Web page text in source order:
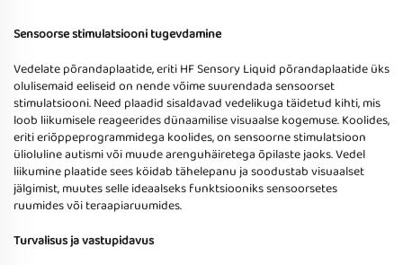
Sensoorse stimulatsiooni tugevdamine
Vedelate põrandaplaatide, eriti HF Sensory Liquid põrandaplaatide üks
olulisemaid eeliseid on nende võime suurendada sensoorset
stimulatsiooni. Need plaadid sisaldavad vedelikuga täidetud kihti, mis
loob liikumisele reageerides dünaamilise visuaalse kogemuse. Koolides,
eriti eriõppeprogrammidega koolides, on sensoorne stimulatsioon
ülioluline autismi või muude arenguhäiretega õpilaste jaoks. Vedel
liikumine plaatide sees köidab tähelepanu ja soodustab visuaalset
jälgimist, muutes selle ideaalseks funktsiooniks sensoorsetes
ruumides või teraapiaruumides.
Turvalisus ja vastupidavus